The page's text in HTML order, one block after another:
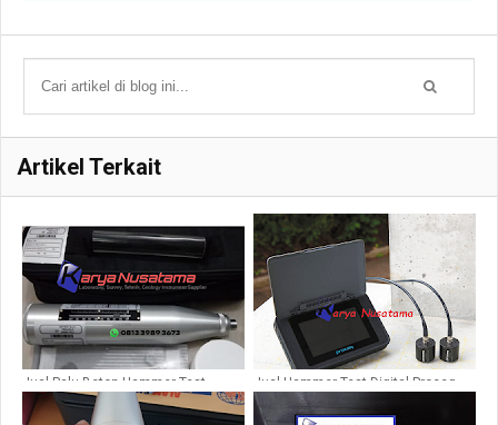
Artikel Terkait
Jual Palu Beton Hammer Test
MATEST C380 di Palembang
Jual Hammer Test Digital Proceq
Pundit PL200 di Palangkaraya